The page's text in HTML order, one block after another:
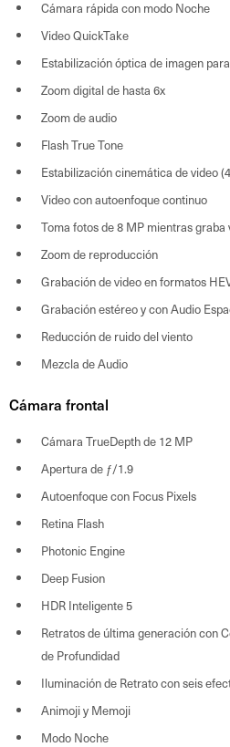
Cámara rápida con modo Noche
Video QuickTake
Estabilización óptica de imagen
Zoom digital de hasta 6x
Zoom de audio
Flash True Tone
Estabilización cinemática de video
Video con autoenfoque continuo
Toma fotos de 8 MP mientras graba
Zoom de reproducción
Grabación de video en formatos
Grabación estéreo y con Audio
Reducción de ruido del viento
Mezcla de Audio
Cámara frontal
Cámara TrueDepth de 12 MP
Apertura de ƒ/1.9
Autoenfoque con Focus Pixels
Retina Flash
Photonic Engine
Deep Fusion
HDR Inteligente 5
Retratos de última generación con
de Profundidad
Iluminación de Retrato con seis
Animoji y Memoji
Modo Noche